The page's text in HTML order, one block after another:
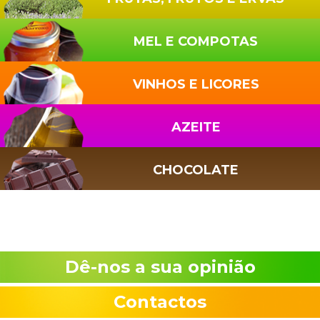
MEL E COMPOTAS
VINHOS E LICORES
AZEITE
CHOCOLATE
Dê-nos a sua opinião
Contactos